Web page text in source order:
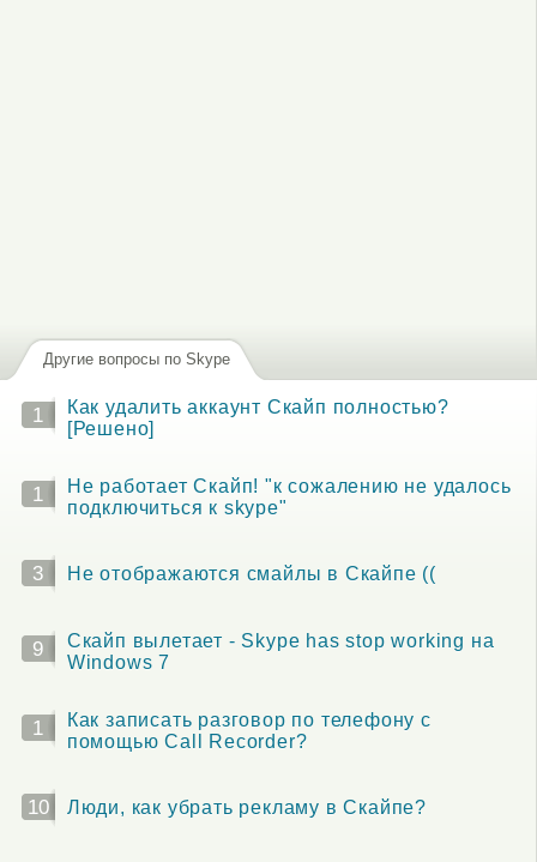
Другие вопросы по Skype
1
Как удалить аккаунт Скайп полностью?
[Решено]
1
Не работает Скайп! "к сожалению не удалось
подключиться к skype"
3 Не отображаются смайлы в Скайпе ((
9
Скайп вылетает - Skype has stop working на
Windows 7
1
Как записать разговор по телефону с
помощью Call Recorder?
10 Люди, как убрать рекламу в Скайпе?